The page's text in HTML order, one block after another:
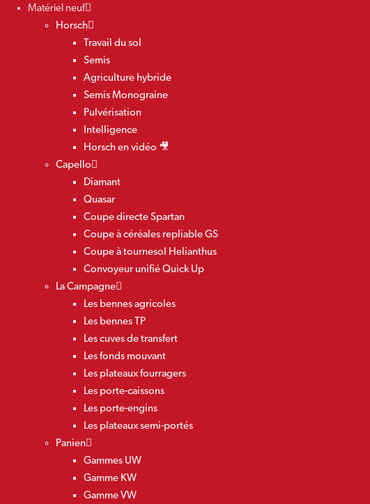
Matériel neuf
Horsch
Travail du sol
Semis
Agriculture hybride
Semis Monograine
Pulvérisation
Intelligence
Horsch en vidéo 🎥
Capello
Diamant
Quasar
Coupe directe Spartan
Coupe à céréales repliable GS
Coupe à tournesol Helianthus
Convoyeur unifié Quick Up
La Campagne
Les bennes agricoles
Les bennes TP
Les cuves de transfert
Les fonds mouvant
Les plateaux fourragers
Les porte-caissons
Les porte-engins
Les plateaux semi-portés
Panien
Gammes UW
Gamme KW
Gamme VW